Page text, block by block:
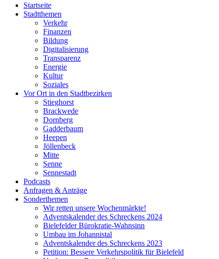
Startseite
Stadtthemen
Verkehr
Finanzen
Bildung
Digitalisierung
Transparenz
Energie
Kultur
Soziales
Vor Ort in den Stadtbezirken
Stieghorst
Brackwede
Dornberg
Gadderbaum
Heepen
Jöllenbeck
Mitte
Senne
Sennestadt
Podcasts
Anfragen & Anträge
Sonderthemen
Wir retten unsere Wochenmärkte!
Adventskalender des Schreckens 2024
Bielefelder Bürokratie-Wahnsinn
Umbau im Johannistal
Adventskalender des Schreckens 2023
Petition: Bessere Verkehrspolitik für Bielefeld​​